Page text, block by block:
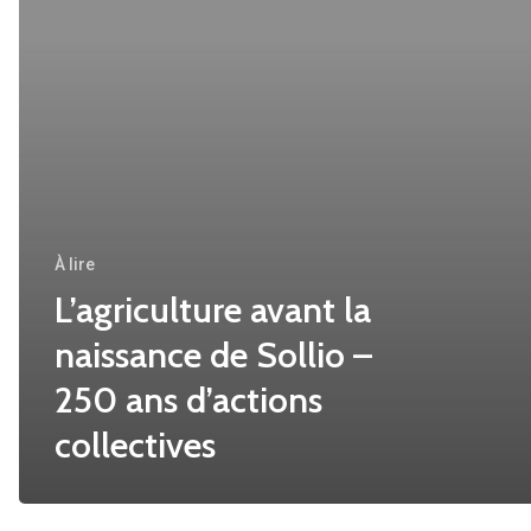
À lire
L’agriculture avant la
naissance de Sollio –
250 ans d’actions
collectives